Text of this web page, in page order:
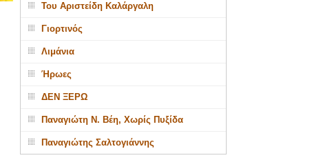
Του Αριστείδη Καλάργαλη
Γιορτινός
Λιμάνια
Ήρωες
ΔΕΝ ΞΕΡΩ
Παναγιώτη Ν. Βέη, Χωρίς Πυξίδα
Παναγιώτης Σαλτογιάννης